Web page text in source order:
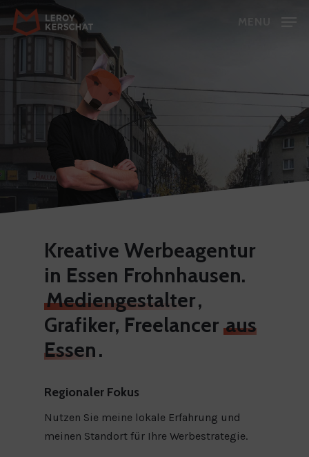
Skip
Kreative Werbeagentur
in Essen Frohnhausen.
Mediengestalter,
Grafiker, Freelancer aus
Essen.
Regionaler Fokus
Nutzen Sie meine lokale Erfahrung und
meinen Standort für Ihre Werbestrategie.